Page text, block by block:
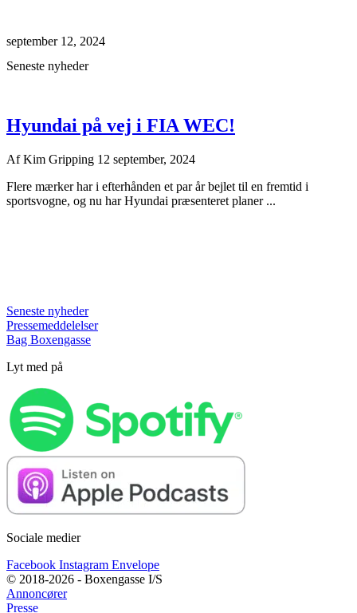
september 12, 2024
Seneste nyheder
Hyundai på vej i FIA WEC!
AfKim Gripping 12 september, 2024
Flere mærker har i efterhånden et par år bejlet til en fremtid i
sportsvogne, og nu har Hyundai præsenteret planer ...
Seneste nyheder
Pressemeddelelser
Bag Boxengasse
Lyt med på
Sociale medier
Facebook Instagram Envelope
© 2018-2026 - Boxengasse I/S
Annoncører
Presse